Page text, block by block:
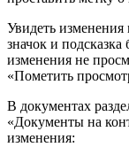
Увидеть
значок и подсказка
изменения не
«Пометить
В документах
«Документы на
изменения: